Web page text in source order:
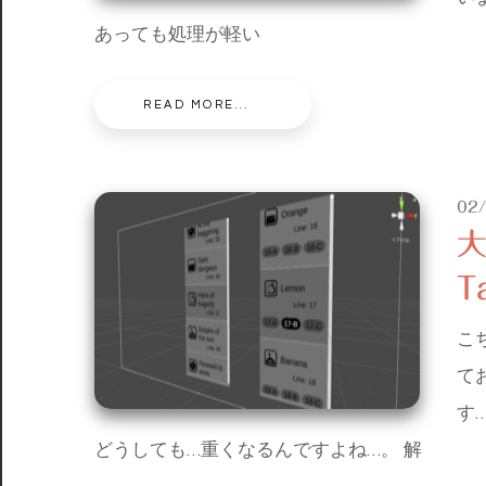
あっても処理が軽い
READ MORE...
こ
て
す
どうしても…重くなるんですよね…。 解